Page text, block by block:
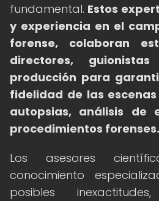
fundamental. Estos
y experiencia en el
forense, colaboran
directores,
producción para
fidelidad de las
autopsias, análisis de
procedimientos forenses.
Los asesores
conocimiento
posibles